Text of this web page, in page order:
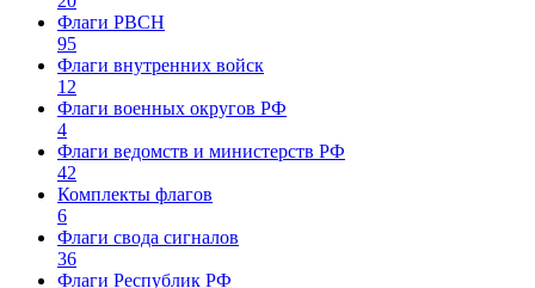
Флаги РВСН
95
Флаги внутренних войск
12
Флаги военных округов РФ
4
Флаги ведомств и министерств РФ
42
Комплекты флагов
6
Флаги свода сигналов
36
Флаги Республик РФ